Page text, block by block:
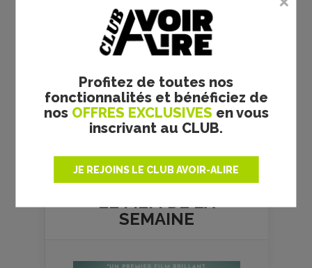
Profitez de toutes nos
fonctionnalités et bénéficiez de
nos OFFRES EXCLUSIVES en vous
inscrivant au CLUB.
JE REJOINS LE CLUB AVOIR-ALIRE
Plus de films
LE FILM DELA
SEMAINE